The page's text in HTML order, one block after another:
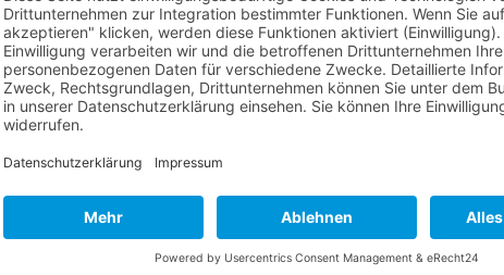
Gay Pride
25.05.2023
Die Maspalomas